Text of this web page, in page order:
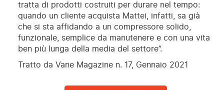
tratta di prodotti costruiti per durare nel tempo:
quando un cliente acquista Mattei, infatti, sa già
che si sta affidando a un compressore solido,
funzionale, semplice da manutenere e con una vita
ben più lunga della media del settore”.
Tratto da Vane Magazine n. 17, Gennaio 2021